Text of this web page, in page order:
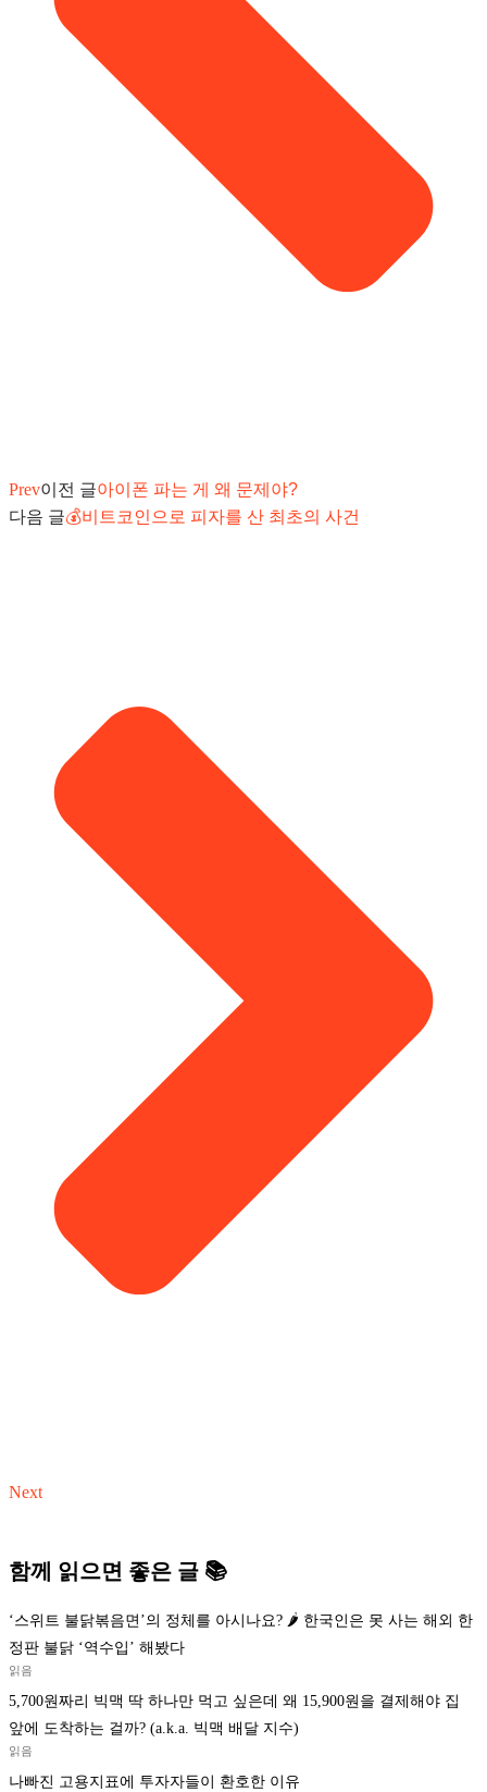
Prev이전 글아이폰 파는 게 왜 문제야?
다음 글💰비트코인으로 피자를 산 최초의 사건
Next
함께 읽으면 좋은 글 📚
‘스위트 불닭볶음면’의 정체를 아시나요? 🌶️ 한국인은 못 사는 해외 한
정판 불닭 ‘역수입’ 해봤다
읽음
5,700원짜리 빅맥 딱 하나만 먹고 싶은데 왜 15,900원을 결제해야 집
앞에 도착하는 걸까? (a.k.a. 빅맥 배달 지수)
읽음
나빠진 고용지표에 투자자들이 환호한 이유